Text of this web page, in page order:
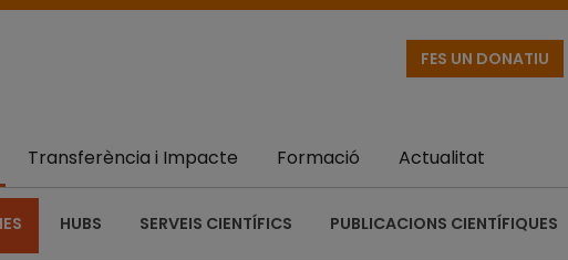
FES UN DONATIU
HUBS SERVEIS CIENTÍFICS PUBLICACIONS CIENTÍFIQUES
Transferència i Impacte Formació Actualitat